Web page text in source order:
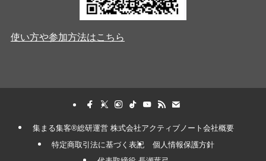
使い方や参加方法はこちら
集まる集客®︎総研運営 株式会社アクティブノート会社概要
特定商取引法に基づく表記
個人情報保護方針